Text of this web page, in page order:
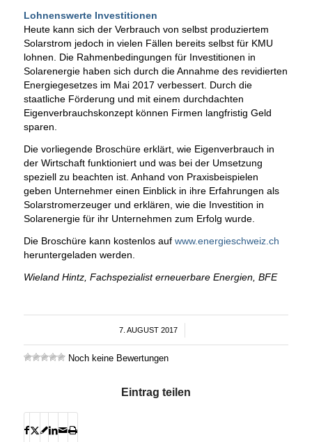
Lohnenswerte Investitionen
Heute kann sich der Verbrauch von selbst produziertem
Solarstrom jedoch in vielen Fällen bereits selbst für KMU
lohnen. Die Rahmenbedingungen für Investitionen in
Solarenergie haben sich durch die Annahme des revidierten
Energiegesetzes im Mai 2017 verbessert. Durch die
staatliche Förderung und mit einem durchdachten
Eigenverbrauchskonzept können Firmen langfristig Geld
sparen.
Die vorliegende Broschüre erklärt, wie Eigenverbrauch in
der Wirtschaft funktioniert und was bei der Umsetzung
speziell zu beachten ist. Anhand von Praxisbeispielen
geben Unternehmer einen Einblick in ihre Erfahrungen als
Solarstromerzeuger und erklären, wie die Investition in
Solarenergie für ihr Unternehmen zum Erfolg wurde.
Die Broschüre kann kostenlos auf www.energieschweiz.ch
heruntergeladen werden.
Wieland Hintz, Fachspezialist erneuerbare Energien, BFE
7. AUGUST 2017
/
Noch keine Bewertungen
Eintrag teilen